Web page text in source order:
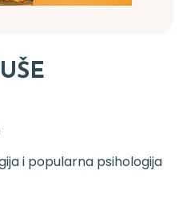
i popularna psihologija